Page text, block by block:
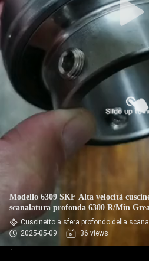
Modello 6309 SKF Alta velocità
scanalatura profonda 6300 R/Min
Cuscinetto a sfera profondo della
2025-05-09
36 views